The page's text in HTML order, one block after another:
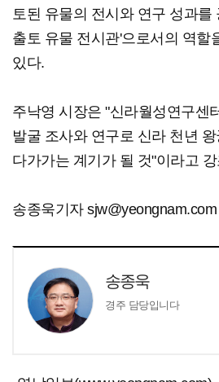
토된 유물의 전시와 연구 성과를
출토 유물 전시관'으로서의 역할
있다.
주낙영 시장은 "신라월성연구센
발굴 조사와 연구로 신라 천년
다가가는 계기가 될 것"이라고
송종욱기자 sjw@yeongnam.com
송종욱
경주 담당입니다